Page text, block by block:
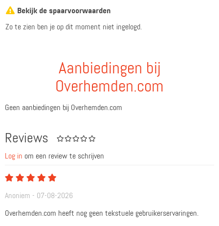
Bekijk de spaarvoorwaarden
Zo te zien ben je op dit moment niet ingelogd.
Aanbiedingen bij
Overhemden.com
Geen aanbiedingen bij Overhemden.com
Reviews
Log in om een review te schrijven
Anoniem - 07-08-2026
Overhemden.com heeft nog geen tekstuele gebruikerservaringen.